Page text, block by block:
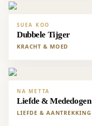
SUEA KOO
Dubbele Tijger
KRACHT & MOED
NA METTA
Liefde & Mededogen
LIEFDE & AANTREKKING